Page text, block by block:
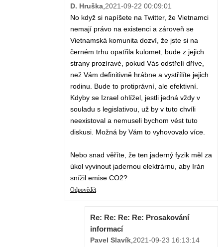
D. Hruška 2021-09-22 00:09:01
No když si napíšete na Twitter, že Vietnamci
nemají právo na existenci a zároveň se
Vietnamská komunita dozví, že jste si na
černém trhu opatřila kulomet, bude z jejich
strany prozíravé, pokud Vás odstřelí dříve,
než Vám definitivně hrábne a vystřílíte jejich
rodinu. Bude to protiprávní, ale efektivní.
Kdyby se Izrael ohlížel, jestli jedná vždy v
souladu s legislativou, už by v tuto chvíli
neexistoval a nemuseli bychom vést tuto
diskusi. Možná by Vám to vyhovovalo více.
Nebo snad věříte, že ten jaderný fyzik měl za
úkol vyvinout jadernou elektrárnu, aby Irán
snížil emise CO2?
Odpovědět
Re: Re: Re: Re: Prosakování
informací
Pavel Slavík 2021-09-23 16:13:14